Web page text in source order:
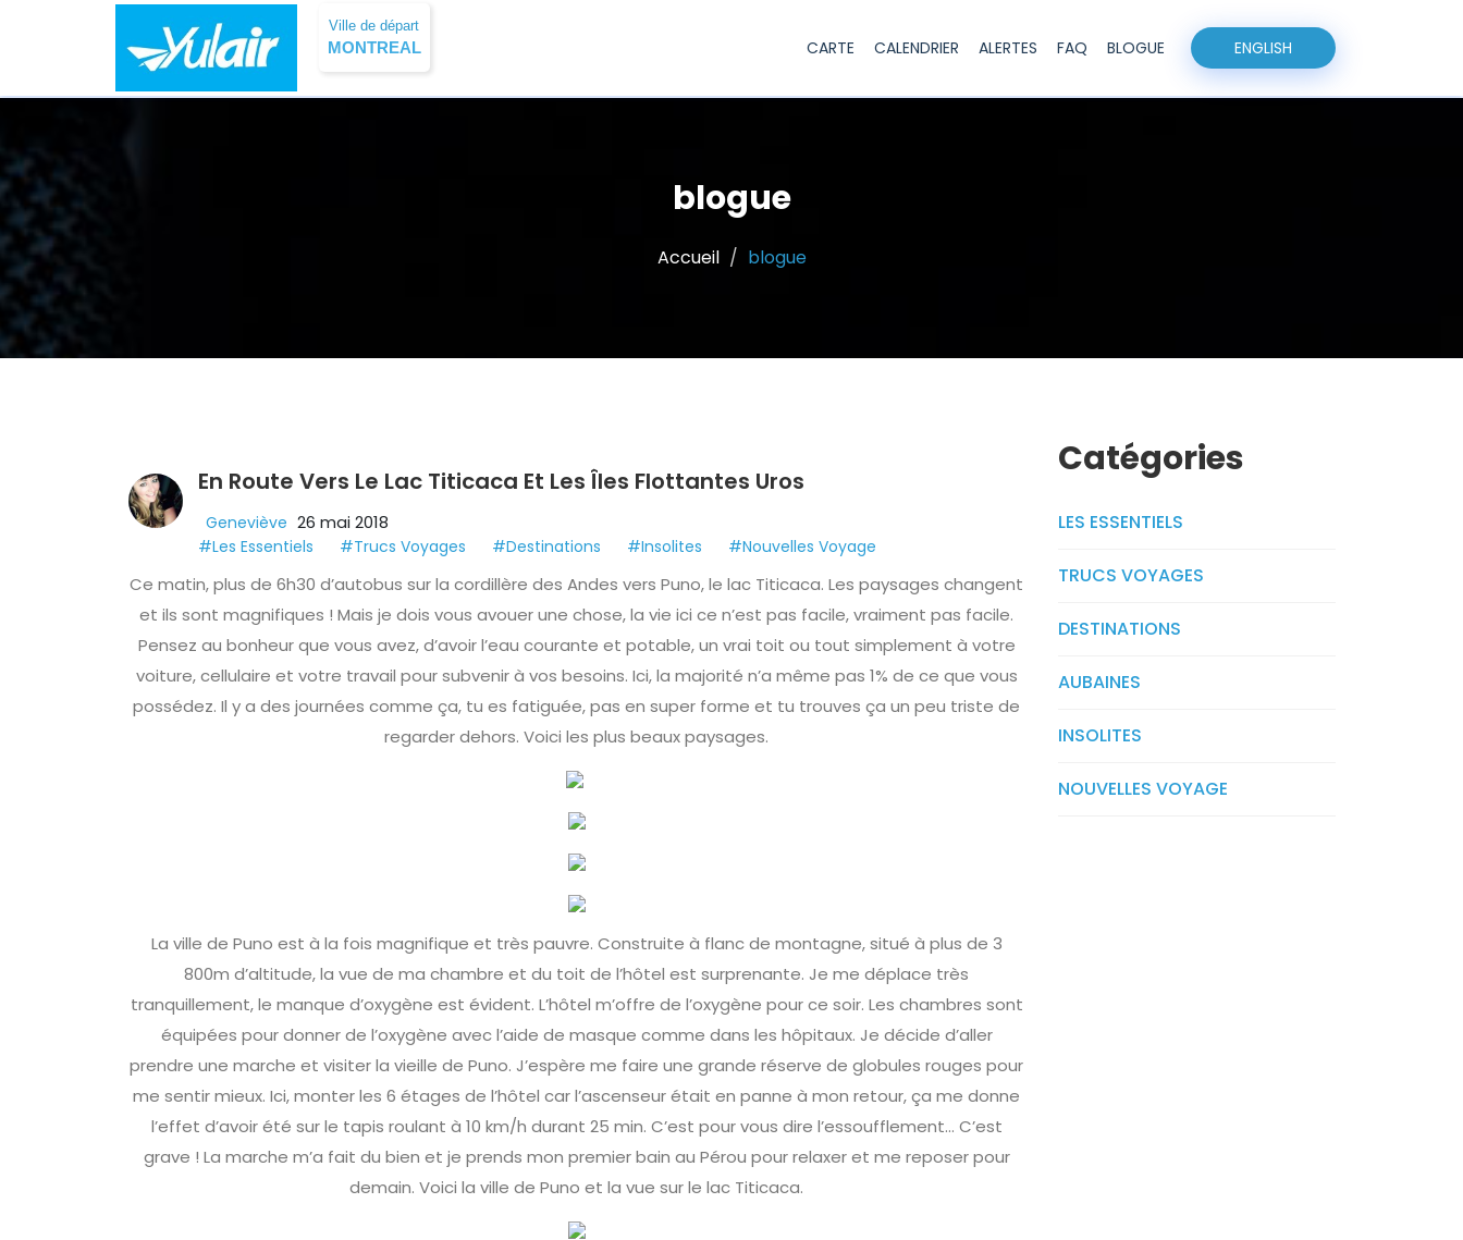
Ville de départ
MONTREAL CARTE CALENDRIER ALERTES FAQ BLOGUE ENGLISH
blogue
Accueil blogue
En Route Vers Le Lac Titicaca Et Les Îles Flottantes Uros
Geneviève 26 mai 2018
#Les Essentiels #Trucs Voyages #Destinations #Insolites #Nouvelles Voyage
Ce matin, plus de 6h30 d’autobus sur la cordillère des Andes vers Puno, le lac Titicaca. Les paysages changent
et ils sont magnifiques ! Mais je dois vous avouer une chose, la vie ici ce n’est pas facile, vraiment pas facile.
Pensez au bonheur que vous avez, d’avoir l’eau courante et potable, un vrai toit ou tout simplement à votre
voiture, cellulaire et votre travail pour subvenir à vos besoins. Ici, la majorité n’a même pas 1% de ce que vous
possédez. Il y a des journées comme ça, tu es fatiguée, pas en super forme et tu trouves ça un peu triste de
regarder dehors. Voici les plus beaux paysages.
La ville de Puno est à la fois magnifique et très pauvre. Construite à flanc de montagne, situé à plus de 3
800m d’altitude, la vue de ma chambre et du toit de l’hôtel est surprenante. Je me déplace très
tranquillement, le manque d’oxygène est évident. L’hôtel m’offre de l’oxygène pour ce soir. Les chambres sont
équipées pour donner de l’oxygène avec l’aide de masque comme dans les hôpitaux. Je décide d’aller
prendre une marche et visiter la vieille de Puno. J’espère me faire une grande réserve de globules rouges pour
me sentir mieux. Ici, monter les 6 étages de l’hôtel car l’ascenseur était en panne à mon retour, ça me donne
l’effet d’avoir été sur le tapis roulant à 10 km/h durant 25 min. C’est pour vous dire l’essoufflement… C’est
grave ! La marche m’a fait du bien et je prends mon premier bain au Pérou pour relaxer et me reposer pour
demain. Voici la ville de Puno et la vue sur le lac Titicaca.
Catégories
LES ESSENTIELS
TRUCS VOYAGES
DESTINATIONS
AUBAINES
INSOLITES
NOUVELLES VOYAGE